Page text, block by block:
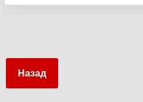
Назад